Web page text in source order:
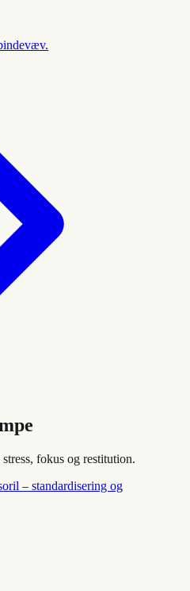
fokus og restitution.
– standardisering og